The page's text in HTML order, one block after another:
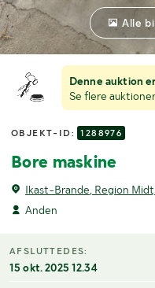
Denne auktion
Se flere auktioner
OBJEKT-ID: 1288976
Bore maskine
Ikast-Brande, Region
Anden
Alle
AFSLUTTEDES:
15 okt. 2025 12.34